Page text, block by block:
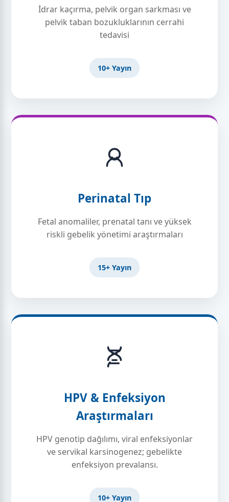
İdrar kaçırma, pelvik organ sarkması ve
pelvik taban bozukluklarının cerrahi
tedavisi
10+ Yayın
Perinatal Tıp
Fetal anomaliler, prenatal tanı ve yüksek
riskli gebelik yönetimi araştırmaları
15+ Yayın
HPV & Enfeksiyon
Araştırmaları
HPV genotip dağılımı, viral enfeksiyonlar
ve servikal karsinogenez; gebelikte
enfeksiyon prevalansı.
10+ Yayın